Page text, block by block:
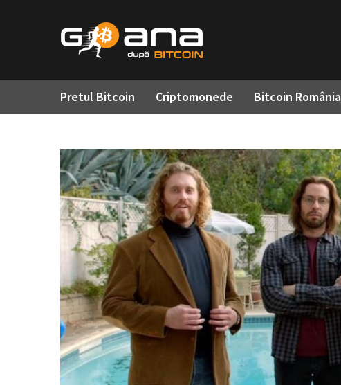
Pretul Bitcoin Criptomonede Bitcoin România